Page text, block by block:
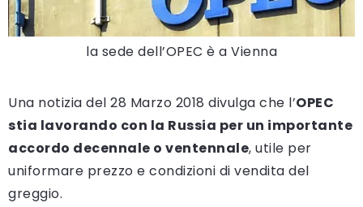
la sede dell’OPEC è a Vienna
Una notizia del 28 Marzo 2018 divulga che l’OPEC
stia lavorando con la Russia per un importante
accordo decennale o ventennale, utile per
uniformare prezzo e condizioni di vendita del
greggio.